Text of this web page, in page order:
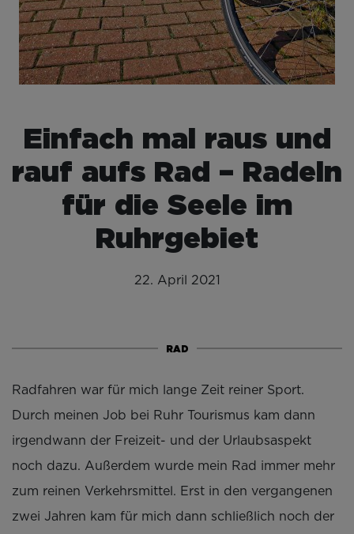
Einfach mal raus und
rauf aufs Rad – Radeln
für die Seele im
Ruhrgebiet
22. April 2021
RAD
Radfahren war für mich lange Zeit reiner Sport.
Durch meinen Job bei Ruhr Tourismus kam dann
irgendwann der Freizeit- und der Urlaubsaspekt
noch dazu. Außerdem wurde mein Rad immer mehr
zum reinen Verkehrsmittel. Erst in den vergangenen
zwei Jahren kam für mich dann schließlich noch der